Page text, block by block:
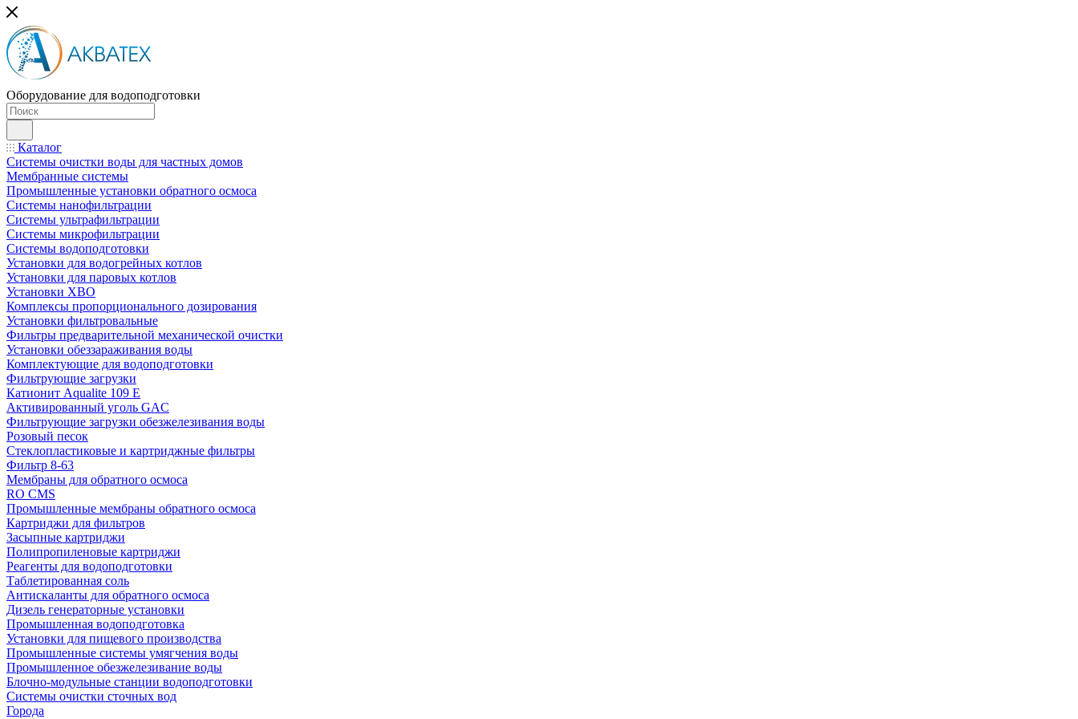
Оборудование для водоподготовки
Каталог
Системы очистки воды для частных домов
Мембранные системы
Промышленные установки обратного осмоса
Системы нанофильтрации
Системы ультрафильтрации
Системы микрофильтрации
Системы водоподготовки
Установки для водогрейных котлов
Установки для паровых котлов
Установки ХВО
Комплексы пропорционального дозирования
Установки фильтровальные
Фильтры предварительной механической очистки
Установки обеззараживания воды
Комплектующие для водоподготовки
Фильтрующие загрузки
Катионит Aqualite 109 E
Активированный уголь GAC
Фильтрующие загрузки обезжелезивания воды
Розовый песок
Стеклопластиковые и картриджные фильтры
Фильтр 8-63
Мембраны для обратного осмоса
RO CMS
Промышленные мембраны обратного осмоса
Картриджи для фильтров
Засыпные картриджи
Полипропиленовые картриджи
Реагенты для водоподготовки
Таблетированная соль
Антискаланты для обратного осмоса
Дизель генераторные установки
Промышленная водоподготовка
Установки для пищевого производства
Промышленные системы умягчения воды
Промышленное обезжелезивание воды
Блочно-модульные станции водоподготовки
Системы очистки сточных вод
Города